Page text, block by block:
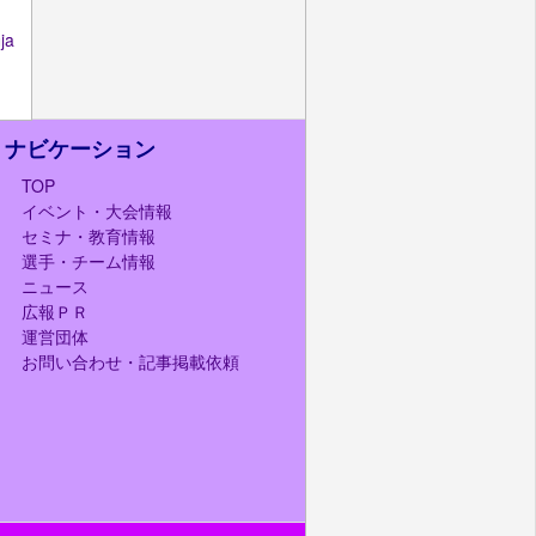
ナビケーション
TOP
イベント・大会情報
セミナ・教育情報
選手・チーム情報
ニュース
広報ＰＲ
運営団体
お問い合わせ・記事掲載依頼